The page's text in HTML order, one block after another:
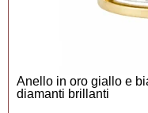
Anello in oro giallo e
diamanti brillanti